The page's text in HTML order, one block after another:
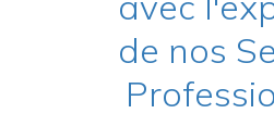
de nos